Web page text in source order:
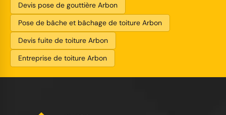
Devis pose de gouttière Arbon
Pose de bâche et bâchage de toiture Arbon
Devis fuite de toiture Arbon
Entreprise de toiture Arbon